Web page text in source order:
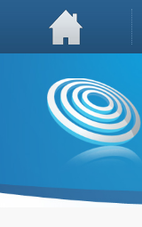
A weboldal használatával Ön elfogadja, hogy